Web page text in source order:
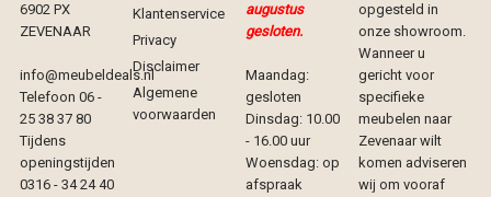
6902 PX
ZEVENAAR
info@meubeldeals.nl
Telefoon 06 -
25 38 37 80
Tijdens
openingstijden
0316 - 34 24 40
Klantenservice
Privacy
Disclaimer
Algemene
voorwaarden
augustus
gesloten.
Maandag:
gesloten
Dinsdag: 10.00
- 16.00 uur
Woensdag: op
afspraak
opgesteld in
onze showroom.
Wanneer u
gericht voor
specifieke
meubelen naar
Zevenaar wilt
komen adviseren
wij om vooraf